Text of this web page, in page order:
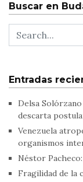
Buscar en
Entradas
Delsa
descarta
Venezuela
organismos
Néstor
Fragilidad de la